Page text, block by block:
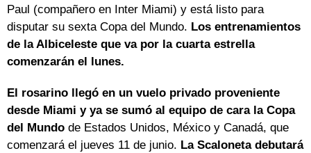
Paul (compañero en Inter Miami) y está listo para
disputar su sexta Copa del Mundo. Los entrenamientos
de la Albiceleste que va por la cuarta estrella
comenzarán el lunes.
El rosarino llegó en un vuelo privado proveniente
desde Miami y ya se sumó al equipo de cara la Copa
del Mundo de Estados Unidos, México y Canadá, que
comenzará el jueves 11 de junio. La Scaloneta debutará